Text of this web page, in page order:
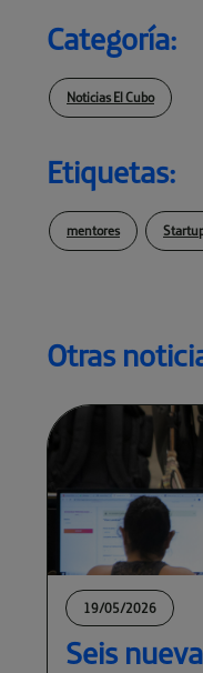
Categoría:
Noticias El Cubo
Etiquetas:
mentores
Otras
19/05/2026
Seis